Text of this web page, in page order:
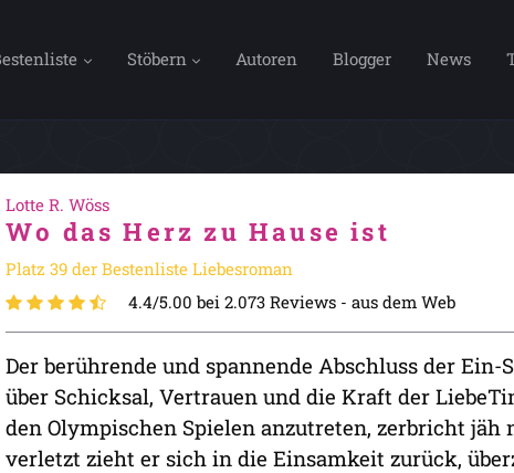
Stöbern Autoren Blogger News
Lotte R. Wöss
Wo das Herz zu Hause ist
Platz 39 der Bestenliste Liebesroman
4.4/5.00 bei 2.073 Reviews - aus dem Web
Der berührende und spannende Abschluss der
über Schicksal, Vertrauen und die Kraft der
den Olympischen Spielen anzutreten, zerbricht
verletzt zieht er sich in die Einsamkeit zurück,